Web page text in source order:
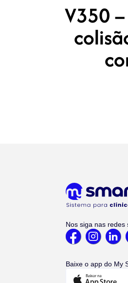
V350
Nos siga nas redes
Baixe o app do My